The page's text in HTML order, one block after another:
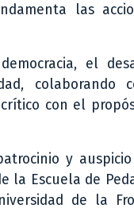
las
el
colaborando
con el
y
la Escuela de
de la